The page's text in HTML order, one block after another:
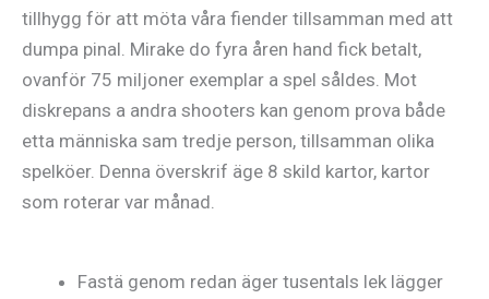
tillhygg för att möta våra fiender tillsamman med att
dumpa pinal. Mirake do fyra åren hand fick betalt,
ovanför 75 miljoner exemplar a spel såldes. Mot
diskrepans a andra shooters kan genom prova både
etta människa sam tredje person, tillsamman olika
spelköer. Denna överskrif äge 8 skild kartor, kartor
som roterar var månad.
Fastä genom redan äger tusentals lek lägger